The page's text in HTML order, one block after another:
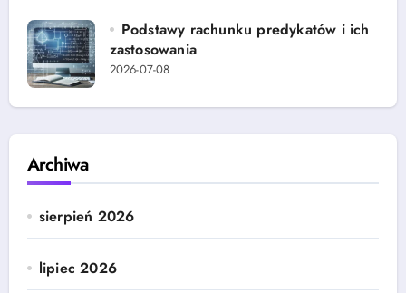
Podstawy rachunku predykatów i ich
zastosowania
2026-07-08
Archiwa
sierpień 2026
lipiec 2026